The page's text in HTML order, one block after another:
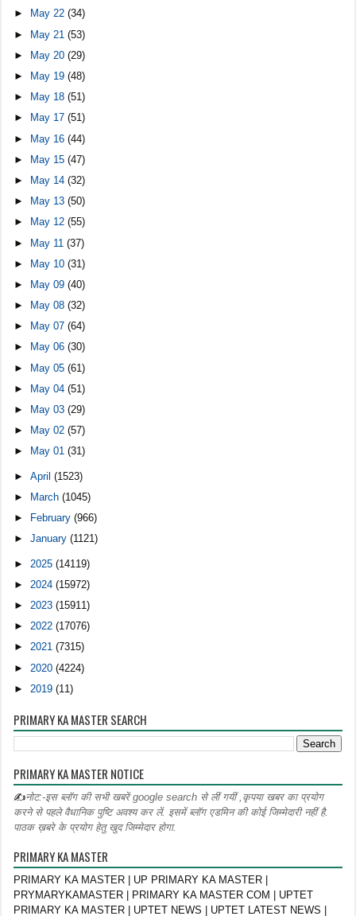
►
May 22(34)
► May 21(53)
►
May 20(29)
►
May 19(48)
►
May 18(51)
►
May 17(51)
► May 16(44)
►
May 15(47)
►
May 14(32)
►
May 13(50)
►
May 12(55)
► May 11(37)
► May 10(31)
►
May 09(40)
►
May 08(32)
►
May 07(64)
►
May 06(30)
► May 05(61)
►
May 04(51)
►
May 03(29)
►
May 02(57)
►
May 01(31)
►April(1523)
►
March(1045)
►
February(966)
►January(1121)
► 2025(14119)
► 2024(15972)
►2023(15911)
►2022(17076)
►2021(7315)
► 2020(4224)
► 2019(11)
PRIMARY KA MASTER SEARCH
PRIMARY KA MASTER NOTICE
✍नोट:-इस ब्लॉग की सभी खबरें google search से लीं गयीं ,कृपया खबर का प्रयोग
करने से पहले वैधानिक पुष्टि अवश्य कर लें. इसमें ब्लॉग एडमिन की कोई जिम्मेदारी नहीं है.
पाठक ख़बरे के प्रयोग हेतु खुद जिम्मेदार होगा.
PRIMARY KA MASTER
PRIMARY KA MASTER | UP PRIMARY KA MASTER |
PRYMARYKAMASTER | PRIMARY KA MASTER COM | UPTET
PRIMARY KA MASTER | UPTET NEWS | UPTET LATEST NEWS |